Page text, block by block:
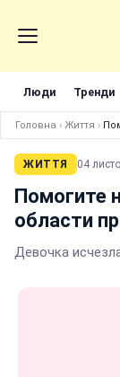
Люди Тренди
Головна › Життя ›
ЖИТТЯ 04
Помогите
области
Девочка